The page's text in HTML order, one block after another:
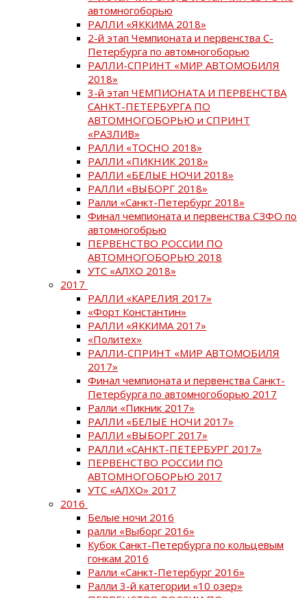
автомногоборью
РАЛЛИ «ЯККИМА 2018»
2-й этап Чемпионата и первенства С-
Петербурга по автомногоборью
РАЛЛИ-СПРИНТ «МИР АВТОМОБИЛЯ
2018»
3-й этап ЧЕМПИОНАТА И ПЕРВЕНСТВА
САНКТ-ПЕТЕРБУРГА ПО
АВТОМНОГОБОРЬЮ и СПРИНТ
«РАЗЛИВ»
РАЛЛИ «ТОСНО 2018»
РАЛЛИ «ПИКНИК 2018»
РАЛЛИ «БЕЛЫЕ НОЧИ 2018»
РАЛЛИ «ВЫБОРГ 2018»
Ралли «Санкт-Петербург 2018»
Финал чемпионата и первенства СЗФО по
автомногобрью
ПЕРВЕНСТВО РОССИИ ПО
АВТОМНОГОБОРЬЮ 2018
УТС «АЛХО 2018»
2017
РАЛЛИ «КАРЕЛИЯ 2017»
«Форт Константин»
РАЛЛИ «ЯККИМА 2017»
«Политех»
РАЛЛИ-СПРИНТ «МИР АВТОМОБИЛЯ
2017»
Финал чемпионата и первенства Санкт-
Петербурга по автомногоборью 2017
Ралли «Пикник 2017»
РАЛЛИ «БЕЛЫЕ НОЧИ 2017»
РАЛЛИ «ВЫБОРГ 2017»
РАЛЛИ «САНКТ-ПЕТЕРБУРГ 2017»
ПЕРВЕНСТВО РОССИИ ПО
АВТОМНОГОБОРЬЮ 2017
УТС «АЛХО» 2017
2016
Белые ночи 2016
ралли «Выборг 2016»
Кубок Санкт-Петербурга по кольцевым
гонкам 2016
Ралли «Санкт-Петербург 2016»
Ралли 3-й категории «10 озер»